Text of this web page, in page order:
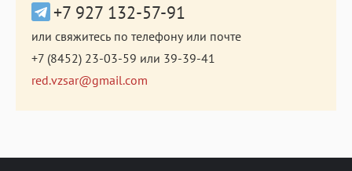
+7 927 132-57-91
или свяжитесь по телефону или почте
+7 (8452) 23-03-59 или 39-39-41
red.vzsar@gmail.com